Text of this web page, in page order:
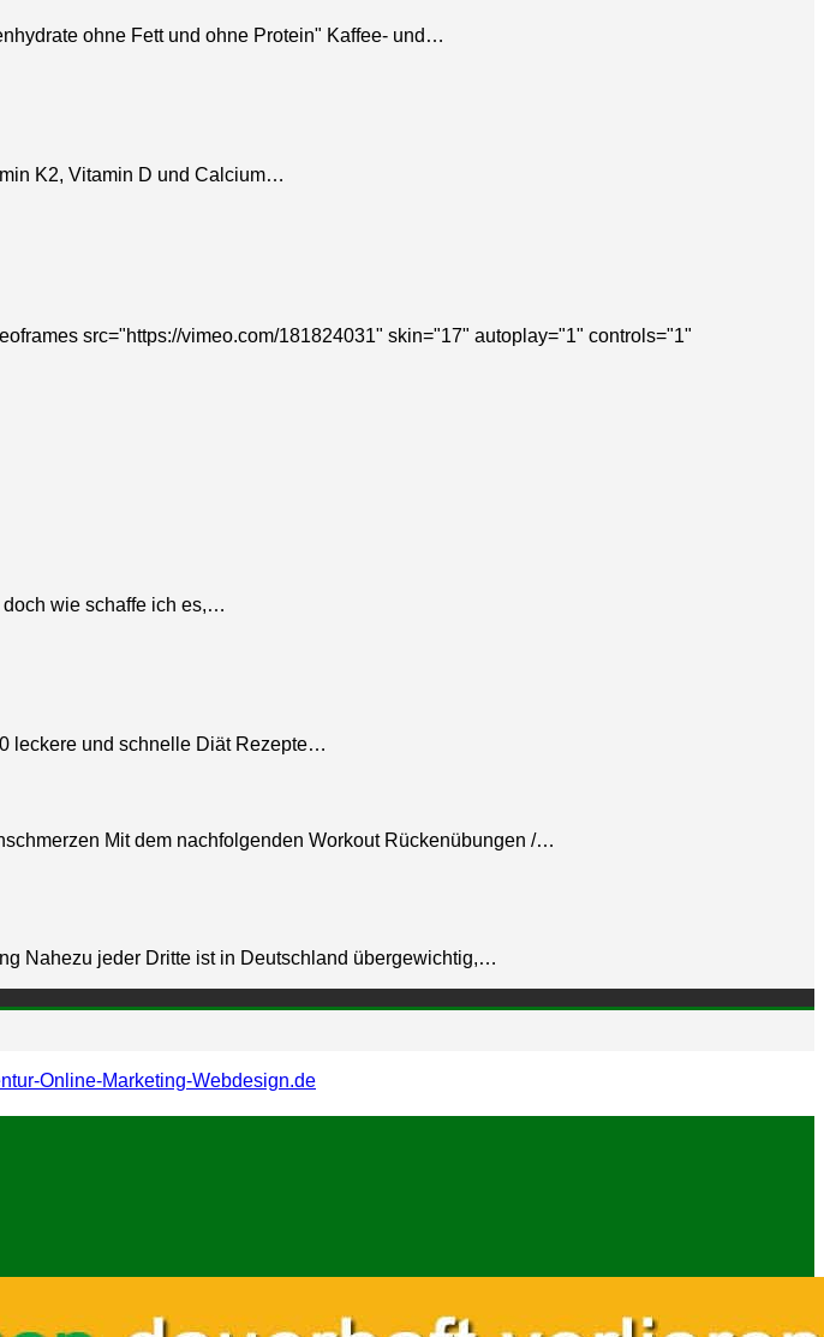
ohne Fett und ohne Protein" Kaffee- und…
K2, Vitamin D und Calcium…
src="https://vimeo.com/181824031" skin="17" autoplay="1" controls="1"
wie schaffe ich es,…
leckere und schnelle Diät Rezepte…
Mit dem nachfolgenden Workout Rückenübungen /…
Nahezu jeder Dritte ist in Deutschland übergewichtig,…
Online-Marketing-Webdesign.de